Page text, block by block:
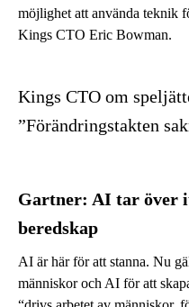
möjlighet att använda teknik
Kings CTO Eric Bowman.
Kings CTO om
”Förändringstakten
Gartner: AI tar över
beredskap
AI är här för att stanna. Nu
människor och AI för att